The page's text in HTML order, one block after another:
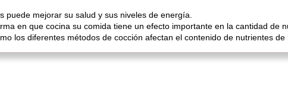
puede mejorar su salud y sus niveles de energía.
en que cocina su comida tiene un efecto importante en la cantidad de
los diferentes métodos de cocción afectan el contenido de nutrientes de